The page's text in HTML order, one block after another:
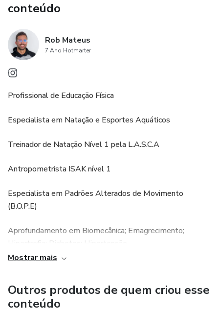
conteúdo
Rob Mateus
7 Ano Hotmarter
Profissional de Educação Física
Especialista em Natação e Esportes Aquáticos
Treinador de Natação Nível 1 pela L.A.S.C.A
Antropometrista ISAK nível 1
Especialista em Padrões Alterados de Movimento
(B.O.P.E)
Aprofundamento em Biomecânica; Emagrecimento;
Hipertrofia; Diabetes; Hipertensão
Mostrar mais
Outros produtos de quem criou esse
conteúdo